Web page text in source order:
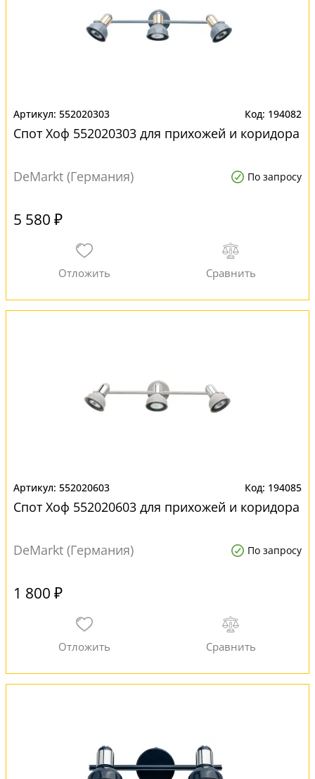
552020303 194082
Спот Хоф 552020303 для прихожей и коридора
DeMarkt (Германия) По запросу
5 580 ₽
552020603 194085
Спот Хоф 552020603 для прихожей и коридора
DeMarkt (Германия) По запросу
1 800 ₽